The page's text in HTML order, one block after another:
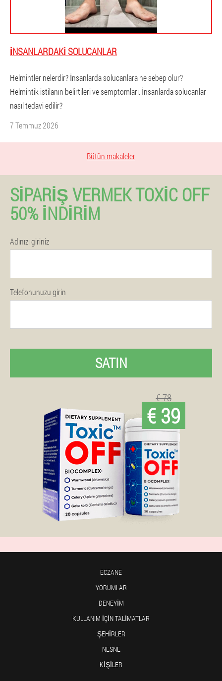
İNSANLARDAKI SOLUCANLAR
Helmintler nelerdir? İnsanlarda solucanlara ne sebep olur?
Helmintik istilanın belirtileri ve semptomları. İnsanlarda solucanlar
nasıl tedavi edilir?
7 Temmuz 2026
Bütün makaleler
SIPARIŞ VERMEK TOXIC OFF
50% İNDIRIM
Adınızı giriniz
Telefonunuzu girin
SATIN
€ 78
€ 39
ECZANE
YORUMLAR
DENEYIM
KULLANIM IÇIN TALIMATLAR
ŞEHIRLER
NESNE
KIŞILER